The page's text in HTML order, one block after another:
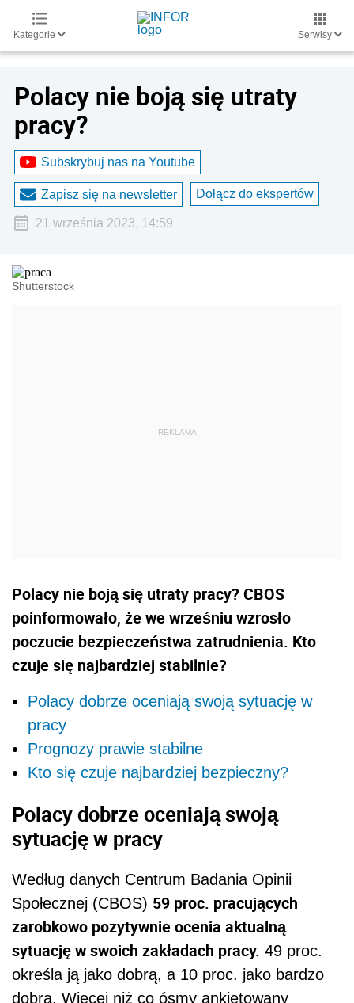
Kategorie Serwisy
Polacy nie boją się utraty
pracy?
Subskrybuj nas na Youtube
Zapisz się na newsletter Dołącz do ekspertów
21 września 2023, 14:59
Shutterstock
Polacy nie boją się utraty pracy? CBOS
poinformowało, że we wrześniu wzrosło
poczucie bezpieczeństwa zatrudnienia. Kto
czuje się najbardziej stabilnie?
Polacy dobrze oceniają swoją sytuację w
pracy
Prognozy prawie stabilne
Kto się czuje najbardziej bezpieczny?
Polacy dobrze oceniają swoją
sytuację w pracy
Według danych Centrum Badania Opinii
Społecznej (CBOS) 59 proc. pracujących
zarobkowo pozytywnie ocenia aktualną
sytuację w swoich zakładach pracy. 49 proc.
określa ją jako dobrą, a 10 proc. jako bardzo
dobrą. Więcej niż co ósmy ankietowany